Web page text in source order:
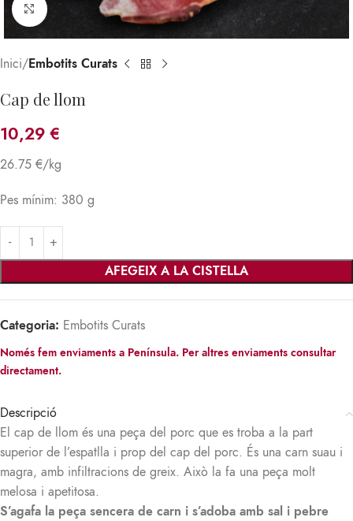
Click per veure gran
Inici Embotits Curats
Cap de llom
10,29 €
26.75 €/kg
Pes mínim: 380 g
AFEGEIX A LA CISTELLA
Categoria: Embotits Curats
Només fem enviaments a Península. Per altres enviaments consultar
directament.
Descripció
El cap de llom és una peça del porc que es troba a la part
superior de l’espatlla i prop del cap del porc. És una carn suau i
magra, amb infiltracions de greix. Això la fa una peça molt
melosa i apetitosa.
S’agafa la peça sencera de carn i s’adoba amb sal i pebre